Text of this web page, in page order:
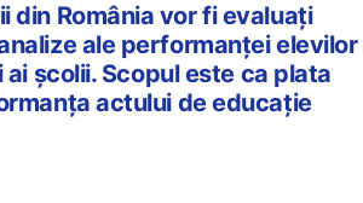
din România vor fi evaluaţi
ale performanţei elevilor
şcolii. Scopul este ca plata
actului de educaţie